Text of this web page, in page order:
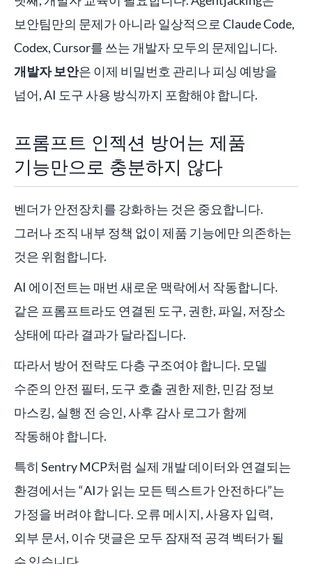
보안팀만의 문제가 아니라 일상적으로 Claude Code,
Codex, Cursor를 쓰는 개발자 모두의 문제입니다.
개발자 보안은 이제 비밀번호 관리나 피싱 예방을
넘어, AI 도구 사용 방식까지 포함해야 합니다.
프롬프트 인젝션 방어는 제품
기능만으로 충분하지 않다
벤더가 안전장치를 강화하는 것은 중요합니다.
그러나 조직 내부 정책 없이 제품 기능에만 의존하는
것은 위험합니다.
AI 에이전트는 매번 새로운 맥락에서 작동합니다.
같은 프롬프트라도 연결된 도구, 권한, 파일, 저장소
상태에 따라 결과가 달라집니다.
따라서 방어 전략도 다층 구조여야 합니다. 모델
수준의 안전 필터, 도구 호출 권한 제한, 민감 정보
마스킹, 실행 전 승인, 사후 감사 로그가 함께
작동해야 합니다.
특히 Sentry MCP처럼 실제 개발 데이터와 연결되는
환경에서는 “AI가 읽는 모든 텍스트가 안전하다”는
가정을 버려야 합니다. 오류 메시지, 사용자 입력,
외부 문서, 이슈 댓글은 모두 잠재적 공격 벡터가 될